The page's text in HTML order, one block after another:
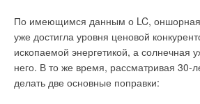
По имеющимся данным о LC, оншорная
уже достигла уровня ценовой
ископаемой энергетикой, а солнечная
него. В то же время, рассматривая 30-
делать две основные поправки: